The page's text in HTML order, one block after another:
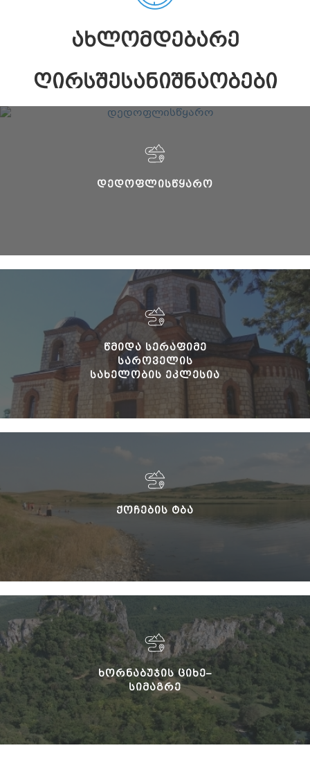
ᲐᲮᲚᲝᲛᲓᲔᲑᲐᲠᲔ
ᲦᲘᲠᲡᲨᲔᲡᲐᲜᲘᲨᲜᲐᲝᲑᲔᲑᲘ
ᲓᲔᲓᲝᲤᲚᲘᲡᲬᲧᲐᲠᲝ
ᲬᲛᲘᲓᲐ ᲡᲔᲠᲐᲤᲘᲛᲔ
ᲡᲐᲠᲝᲕᲔᲚᲘᲡ
ᲡᲐᲮᲔᲚᲝᲑᲘᲡ ᲔᲙᲚᲔᲡᲘᲐ
ᲥᲝᲩᲔᲑᲘᲡ ᲢᲑᲐ
ᲮᲝᲠᲜᲐᲑᲣᲯᲘᲡ ᲪᲘᲮᲔ–
ᲡᲘᲛᲐᲒᲠᲔ